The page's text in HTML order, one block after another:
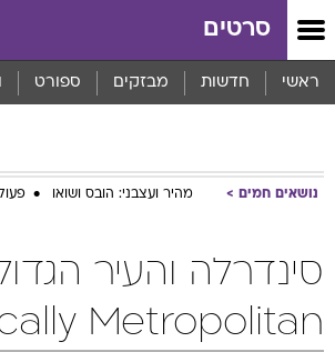
סרטים
ראשי חדשות מבזקים ספורט
נושאים חמים מהיר ועצבני: הובס ושואו
סינדרלה והעיר
Metropolitan